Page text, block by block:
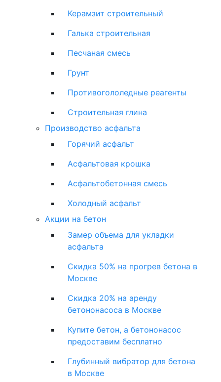
Керамзит строительный
Галька строительная
Песчаная смесь
Грунт
Противогололедные реагенты
Строительная глина
Производство асфальта
Горячий асфальт
Асфальтовая крошка
Асфальтобетонная смесь
Холодный асфальт
Акции на бетон
Замер объема для укладки
асфальта
Скидка 50% на прогрев бетона в
Москве
Скидка 20% на аренду
бетононасоса в Москве
Купите бетон, а бетононасос
предоставим бесплатно
Глубинный вибратор для бетона
в Москве